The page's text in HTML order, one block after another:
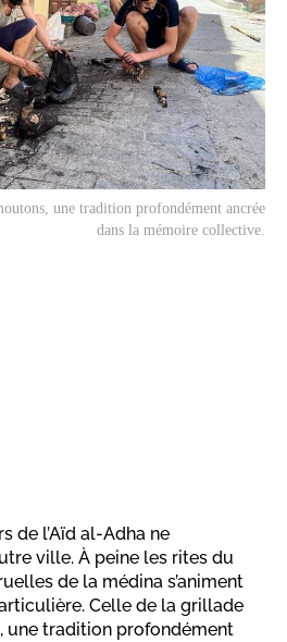
une tradition profondément ancrée
dans la mémoire collective.
de l’Aïd al-Adha ne
ville. À peine les rites du
de la médina s’animent
Celle de la grillade
une tradition profondément